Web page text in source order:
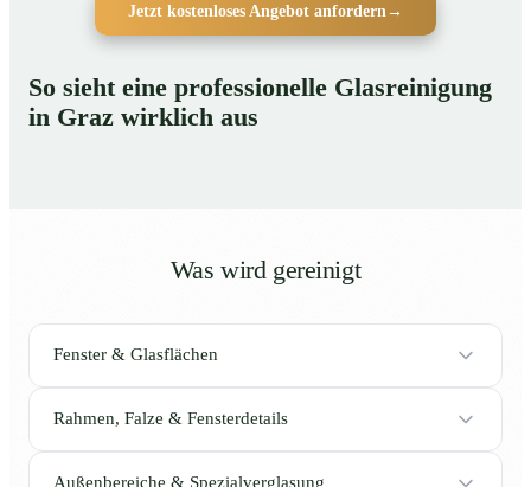
Jetzt kostenloses Angebot anfordern →
So sieht eine professionelle Glasreinigung
in Graz wirklich aus
Was wird gereinigt
Fenster & Glasflächen
Rahmen, Falze & Fensterdetails
Außenbereiche & Spezialverglasung